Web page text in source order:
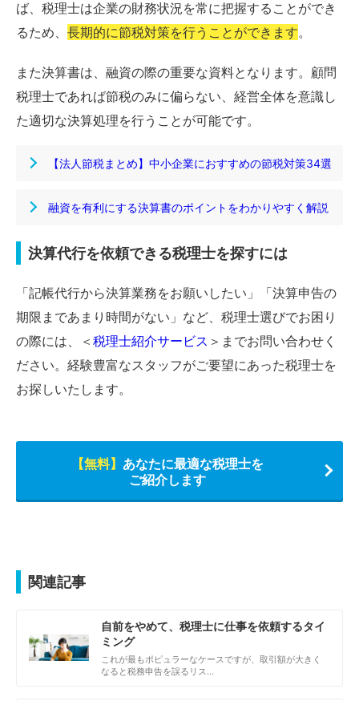
ば、税理士は企業の財務状況を常に把握することができ
るため、 長期的に節税対策を行うことができます。
また決算書は、融資の際の重要な資料となります。顧問
税理士であれば節税のみに偏らない、経営全体を意識し
た適切な決算処理を行うことが可能です。
【法人節税まとめ】中小企業におすすめの節税対策34選
融資を有利にする決算書のポイントをわかりやすく解説
決算代行を依頼できる税理士を探すには
「記帳代行から決算業務をお願いしたい」「決算申告の
期限まであまり時間がない」など、税理士選びでお困り
の際には、＜ 税理士紹介サービス ＞までお問い合わせく
ださい。経験豊富なスタッフがご要望にあった税理士を
お探しいたします。
【無料】 あなたに最適な税理士を
ご紹介します
関連記事
自前をやめて、税理士に仕事を依頼するタイ
ミング
これが最もポピュラーなケースですが、取引額が大きく
なると税務申告を誤るリス…